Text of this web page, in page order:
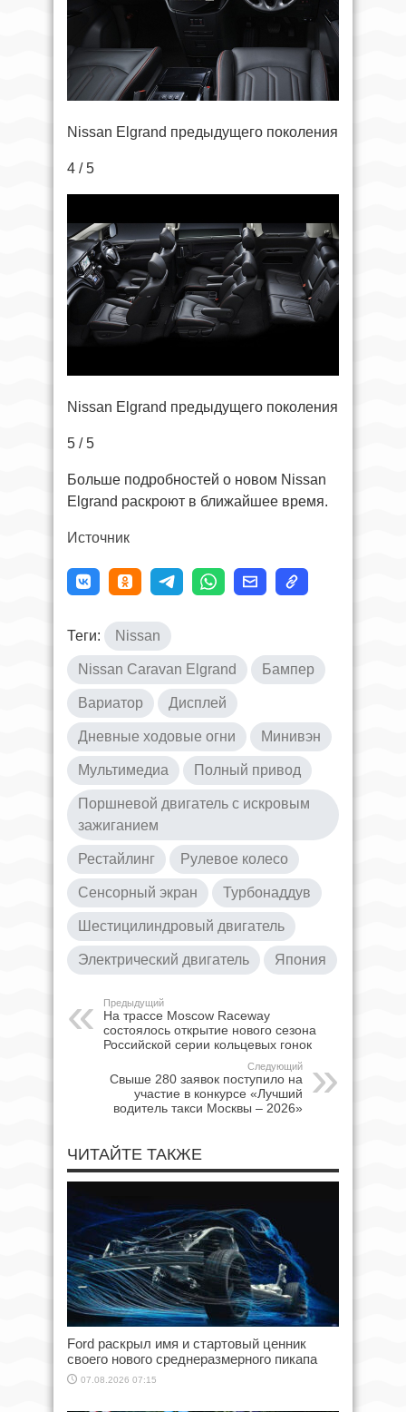
Nissan Elgrand предыдущего поколения
4 / 5
Nissan Elgrand предыдущего поколения
5 / 5
Больше подробностей о новом Nissan
Elgrand раскроют в ближайшее время.
Источник
Теги: Nissan
Nissan Caravan Elgrand Бампер
Вариатор Дисплей
Дневные ходовые огни Минивэн
Мультимедиа Полный привод
Поршневой двигатель с искровым
зажиганием
Рестайлинг Рулевое колесо
Сенсорный экран Турбонаддув
Шестицилиндровый двигатель
Электрический двигатель Япония
Предыдущий
На трассе Moscow Raceway
состоялось открытие нового сезона
Российской серии кольцевых гонок
Следующий
Свыше 280 заявок поступило на
участие в конкурсе «Лучший
водитель такси Москвы – 2026»
ЧИТАЙТЕ ТАКЖЕ
Ford раскрыл имя и стартовый ценник
своего нового среднеразмерного пикапа
07.08.2026 07:15